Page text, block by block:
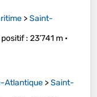
>Saint-
positif: 23’741 m •
Atlantique >Saint-